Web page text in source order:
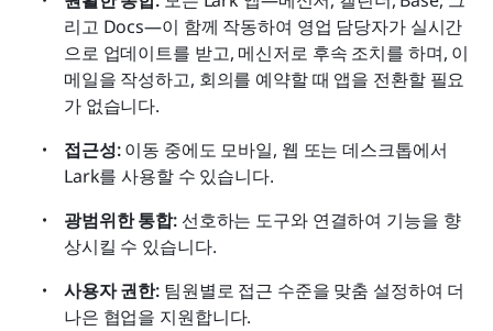
리고 Docs—이 함께 작동하여 영업 담당자가 실시간
으로 업데이트를 받고, 메신저로 후속 조치를 하며, 이
메일을 작성하고, 회의를 예약할 때 앱을 전환할 필요
가 없습니다.
접근성: 이동 중에도 모바일, 웹 또는 데스크톱에서
Lark를 사용할 수 있습니다.
광범위한 통합: 선호하는 도구와 연결하여 기능을 향
상시킬 수 있습니다.
사용자 권한: 팀원별로 접근 수준을 맞춤 설정하여 더
나은 협업을 지원합니다.